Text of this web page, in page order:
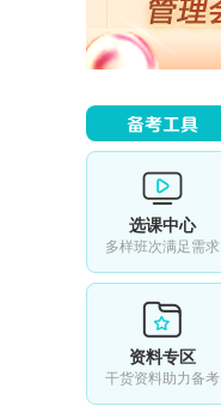
选课中心
多样班次满足需求
资料专区
干货资料助力备考